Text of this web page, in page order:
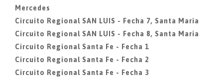
Mercedes
Circuito Regional SAN LUIS - Fecha 7, Santa Maria
Circuito Regional SAN LUIS - Fecha 8, Santa Maria
Circuito Regional Santa Fe - Fecha 1
Circuito Regional Santa Fe - Fecha 2
Circuito Regional Santa Fe - Fecha 3